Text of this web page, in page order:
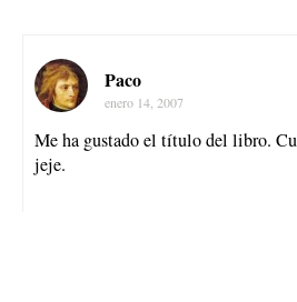
Paco
enero 14, 2007
Me ha gustado el título del libro.
jeje.